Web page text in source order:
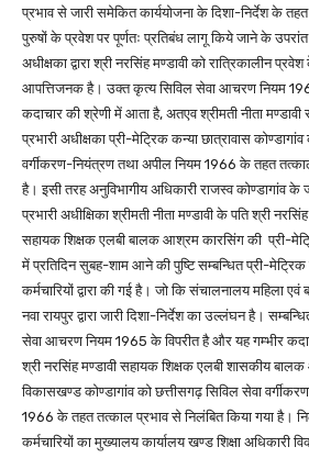
प्रभाव से जारी समेकित कार्ययोजना के दिशा-निर्देश के
पुरुषों के प्रवेश पर पूर्णतः प्रतिबंध लागू किये जाने के उपरांत
अधीक्षका द्वारा श्री नरसिंह मण्डावी को रात्रिकालीन
आपत्तिजनक है। उक्त कृत्य सिविल सेवा आचरण नियम
कदाचार की श्रेणी में आता है, अतएव श्रीमती नीता मण्डावी
प्रभारी अधीक्षका प्री-मेट्रिक कन्या छात्रावास
वर्गीकरण-नियंत्रण तथा अपील नियम 1966 के तहत
है। इसी तरह अनुविभागीय अधिकारी राजस्व कोण्डागांव
प्रभारी अधीक्षिका श्रीमती नीता मण्डावी के पति श्री
सहायक शिक्षक एलबी बालक आश्रम कारसिंग की प्री-
में प्रतिदिन सुबह-शाम आने की पुष्टि सम्बन्धित प्री-मेट्रिक
कर्मचारियों द्वारा की गई है। जो कि संचालनालय महिला एवं
नवा रायपुर द्वारा जारी दिशा-निर्देश का उल्लंघन है।
सेवा आचरण नियम 1965 के विपरीत है और यह गम्भीर
श्री नरसिंह मण्डावी सहायक शिक्षक एलबी शासकीय
विकासखण्ड कोण्डागांव को छत्तीसगढ़ सिविल सेवा
1966 के तहत तत्काल प्रभाव से निलंबित किया गया है।
कर्मचारियों का मुख्यालय कार्यालय खण्ड शिक्षा अधिकारी